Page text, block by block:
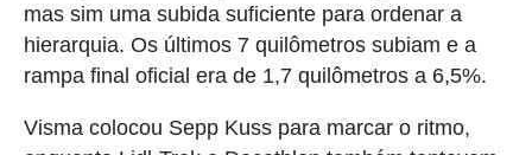
mas sim uma subida suficiente para ordenar a
hierarquia. Os últimos 7 quilômetros subiam e a
rampa final oficial era de 1,7 quilômetros a 6,5%.
Visma colocou Sepp Kuss para marcar o ritmo,